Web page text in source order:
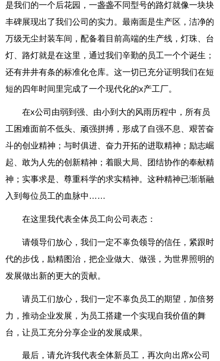
是我们的一个后花园，一盏盏不同型号的路灯就像一块块
丰碑展现出了我们公司的实力。最南面是生产区，洁净的
万级无尘封装车间，配备着目前高端的生产线，灯珠、台
灯、路灯就是在这里，通过我们辛勤的员工一个个诞生；
还有井井有条的标准化仓库。这一切已充分证明我们在短
短的四年时间里完成了一个现代化的x产工厂。
在x公司由弱到强、由小到大的风雨历程中，所有员
工困难面前不低头、顽强拼搏，形成了自强不息、艰苦奋
斗的创业精神；与时俱进、奋力开拓的进取精神；励志崛
起、敢为人先的创新精神；着眼大局、团结协作的奉献精
神；实事求是、尊重科学的求实精神。这种精神已渐渐融
入到每位员工的血脉中……
在这里我代表全体员工向公司表态：
请领导们放心，我们一定不辜负领导的信任，紧跟时
代的步伐，励精图治，把企业做大、做强，为世界照明的
发展做出新的更大的贡献。
请员工们放心，我们一定不辜负员工的期望，加倍努
力，推动企业发展，为员工搭建一个实现自我价值的舞
台，让员工充分分享企业的发展成果。
最后，请允许我代表全体新员工，再次向出席x公司